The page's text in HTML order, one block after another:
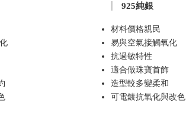
925純銀
材料價格親民
易與空氣接觸氧化
抗過敏特性
適合做珠寶首飾
造型較多變柔和
可電鍍抗氧化與改色